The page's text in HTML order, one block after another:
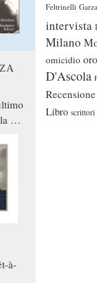
Feltrinelli
intervista
Milano
omicidio
D'Ascola
Recensione
Libro scrittori
a
à-